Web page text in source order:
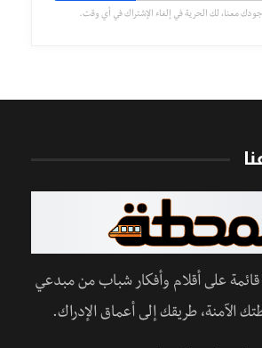
معنا، لك الحرية في إلغاء الإشتراك في أي وقت.
قائمة على أقلام وأفكار شباب من مبدعي
الآمنة، طريقك إلى أعماق الإدراك.